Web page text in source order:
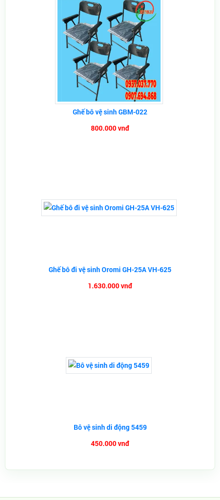
Ghế bô vệ sinh GBM-022
800.000 vnđ
Ghế bô đi vệ sinh Oromi GH-25A VH-625
1.630.000 vnđ
Bô vệ sinh di động 5459
450.000 vnđ